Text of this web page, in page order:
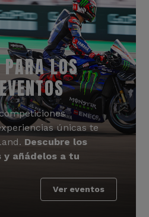
LOS
únicas te
Descubre los
y añádelos a tu
Ver eventos